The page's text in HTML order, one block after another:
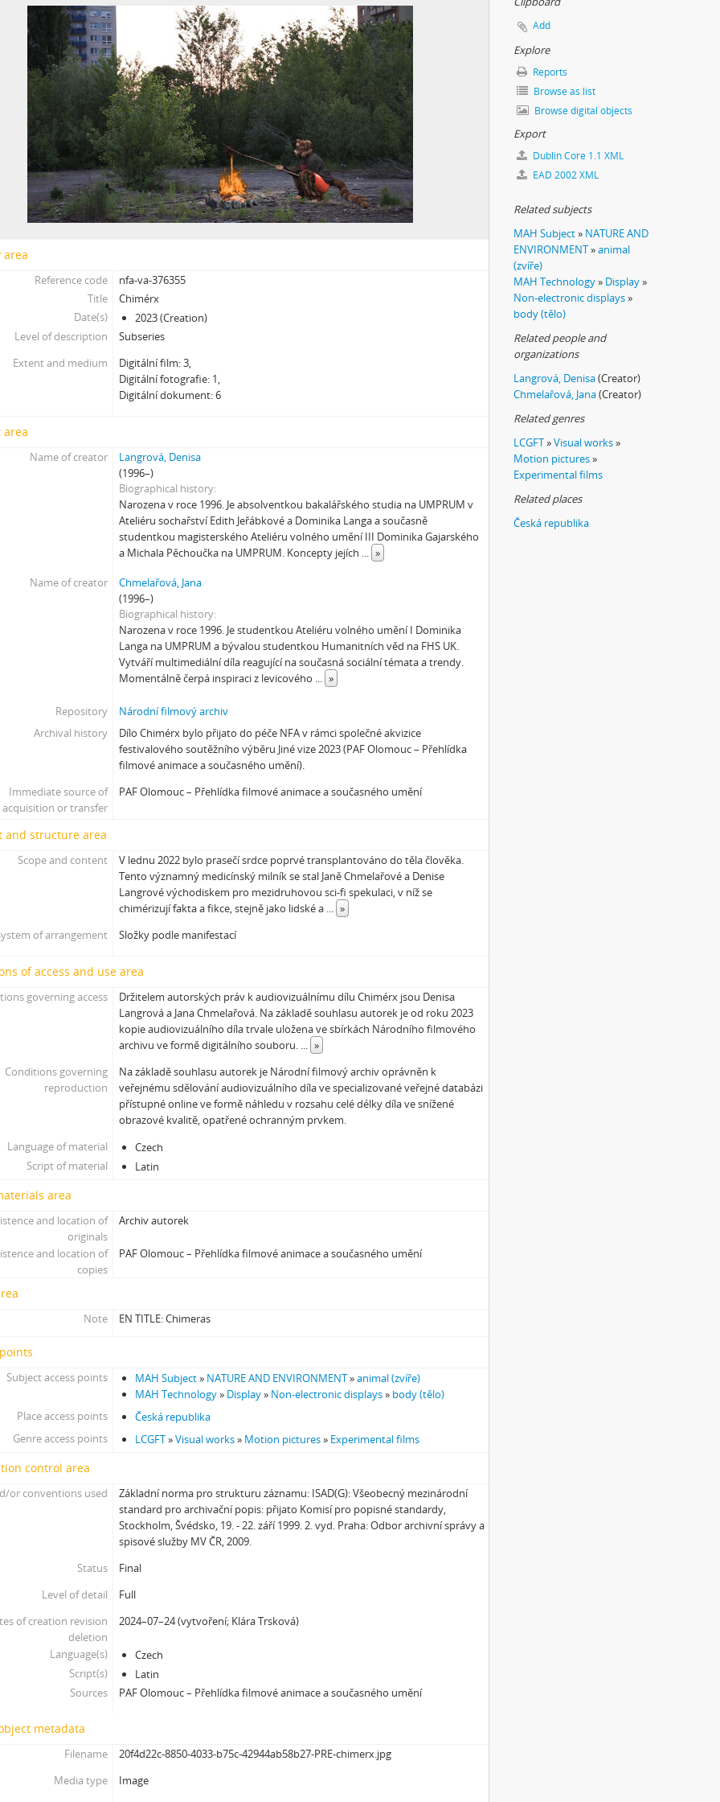
[Subseries] Naléhající myšlenka
[Subseries] Pelvic Chain
[Subseries] Perplexity
[Subseries] Proud
[Subseries] Plasma
[Subseries] Promiň
[Subseries] Ruda, minerál, prach, kov
[Subseries] Prolog
[Subseries] Sněm věcí
[Subseries] Konkomitantní růstový jev
[Subseries] I’m Doing Great (I’m Doing Great)
[Subseries] Acedia
[Subseries] Ecopoiesis
[Subseries] Jak natáčet v Africe
[Subseries] A Memoir in Dance
[Subseries] Nadějní návštěvníci a truchlící průvodci: Zápisky z cestovního deníku temného turisty
[Subseries] Polní lékař aneb Pravidla styku s místními e-dívkami
[Subseries] Ruvja a Morena
[Subseries] Ke kořenům
[Subseries] Ticho před bouří
[Subseries] tryin to sport something
[Subseries] Shores of the Same Sea
[Subseries] Noro, přijde k tobě nečekaný host
[Subseries] Už se držím
[Subseries] Lamecore_Meduza_VS_Mořskáokurka
[Subseries] SOFT DETECTIVE LOVE STORY
[Subseries] Intercore
[Subseries] Soft, Soft, Soft, Hard as Fuck
area
Reference code
nfa-va-376355
Title
Chimérx
Date(s)
2023 (Creation)
Level of description
Subseries
Extent and medium
Digitální film: 3,
Digitální fotografie: 1,
Digitální dokument: 6
area
Name of creator
Langrová, Denisa
(1996–)
Biographical history
Narozena v roce 1996. Je absolventkou bakalářského studia na UMPRUM v
Ateliéru sochařství Edith Jeřábkové a Dominika Langa a současně
studentkou magisterského Ateliéru volného umění III Dominika Gajarského
a Michala Pěchoučka na UMPRUM. Koncepty jejích ... »
Name of creator
Chmelařová, Jana
(1996–)
Biographical history
Narozena v roce 1996. Je studentkou Ateliéru volného umění I Dominika
Langa na UMPRUM a bývalou studentkou Humanitních věd na FHS UK.
Vytváří multimediální díla reagující na současná sociální témata a trendy.
Momentálně čerpá inspiraci z levicového ... »
Repository
Národní filmový archiv
Archival history
Dílo Chimérx bylo přijato do péče NFA v rámci společné akvizice
festivalového soutěžního výběru Jiné vize 2023 (PAF Olomouc – Přehlídka
filmové animace a současného umění).
Immediate source of
acquisition or transfer
PAF Olomouc – Přehlídka filmové animace a současného umění
and structure area
Scope and content
V lednu 2022 bylo prasečí srdce poprvé transplantováno do těla člověka.
Tento významný medicínský milník se stal Janě Chmelařové a Denise
Langrové východiskem pro mezidruhovou sci-fi spekulaci, v níž se
chimérizují fakta a fikce, stejně jako lidské a ... »
of arrangement
Složky podle manifestací
of access and use area
governing access
Držitelem autorských práv k audiovizuálnímu dílu Chimérx jsou Denisa
Langrová a Jana Chmelařová. Na základě souhlasu autorek je od roku 2023
kopie audiovizuálního díla trvale uložena ve sbírkách Národního filmového
archivu ve formě digitálního souboru. ... »
Conditions governing
reproduction
Na základě souhlasu autorek je Národní filmový archiv oprávněn k
veřejnému sdělování audiovizuálního díla ve specializované veřejné databázi
přístupné online ve formě náhledu v rozsahu celé délky díla ve snížené
obrazové kvalitě, opatřené ochranným prvkem.
Language of material
Czech
Script of material
Latin
area
and location of
originals
Archiv autorek
and location of
copies
PAF Olomouc – Přehlídka filmové animace a současného umění
Note EN TITLE: Chimeras
Subject access points MAH Subject» NATURE AND ENVIRONMENT»animal (zvíře)
MAH Technology» Display» Non-electronic displays» body (tělo)
Place access points
Česká republika
Genre access points
LCGFT»Visual works» Motion pictures» Experimental films
control area
or conventions used
Základní norma pro strukturu záznamu: ISAD(G): Všeobecný mezinárodní
standard pro archivační popis: přijato Komisí pro popisné standardy,
Stockholm, Švédsko, 19. - 22. září 1999. 2. vyd. Praha: Odbor archivní správy a
spisové služby MV ČR, 2009.
Status
Final
Level of detail
Full
of creation revision
deletion
2024–07–24 (vytvoření; Klára Trsková)
Language(s)
Czech
Script(s)
Latin
Sources
PAF Olomouc – Přehlídka filmové animace a současného umění
metadata
Filename
20f4d22c-8850-4033-b75c-42944ab58b27-PRE-chimerx.jpg
Media type
Image
Add
Explore
Reports
Browse as list
Browse digital objects
Export
Dublin Core 1.1 XML
EAD 2002 XML
Related subjects
MAH Subject» NATURE AND
ENVIRONMENT»animal
(zvíře)
MAH Technology» Display»
Non-electronic displays»
body (tělo)
Related people and
organizations
Langrová, Denisa(Creator)
Chmelařová, Jana(Creator)
Related genres
LCGFT»Visual works»
Motion pictures»
Experimental films
Related places
Česká republika